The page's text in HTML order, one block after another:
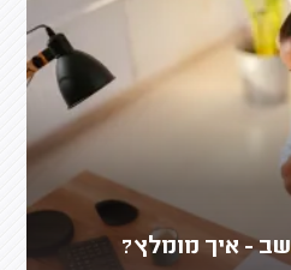
- איך מומלץ?